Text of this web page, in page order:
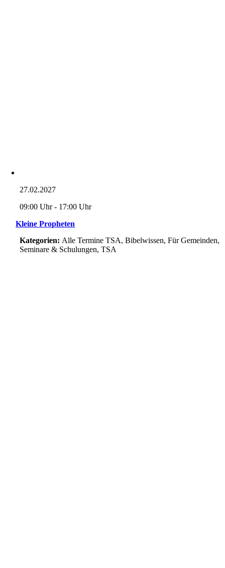
27.02.2027
09:00 Uhr - 17:00 Uhr
Kleine Propheten
Kategorien: Alle Termine TSA, Bibelwissen, Für Gemeinden,
Seminare & Schulungen, TSA